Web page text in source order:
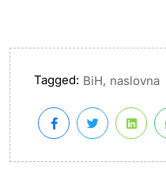
Tagged: BiH, naslovna